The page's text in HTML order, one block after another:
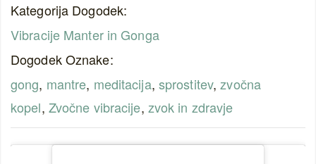
Kategorija Dogodek:
Vibracije Manter in Gonga
Dogodek Oznake:
gong, mantre, meditacija, sprostitev,zvočna
kopel, Zvočne vibracije, zvok in zdravje